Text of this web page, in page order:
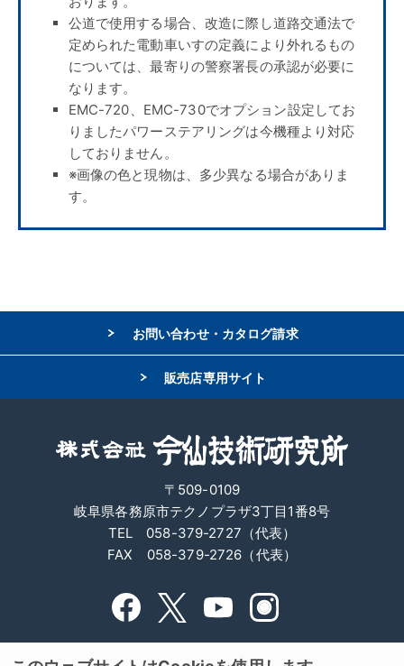
公道で使用する場合、改造に際し道路交通法で
定められた電動車いすの定義により外れるもの
については、最寄りの警察署長の承認が必要に
なります。
EMC-720、EMC-730でオプション設定してお
りましたパワーステアリングは今機種より対応
しておりません。
※画像の色と現物は、多少異なる場合がありま
す。
お問い合わせ・カタログ請求
販売店専用サイト
〒509-0109
岐阜県各務原市テクノプラザ3丁目1番8号
TEL 058-379-2727（代表）
FAX 058-379-2726（代表）
サイトマップ サイトポリシー